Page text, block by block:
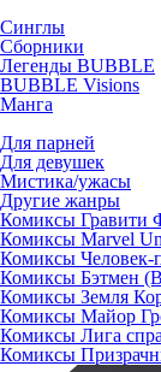
Синглы
Сборники
Легенды BUBBLE
BUBBLE Visions
Манга
Для парней
Для девушек
Мистика/ужасы
Другие жанры
Комиксы Гравити
Комиксы Marvel
Комиксы Человек-
Комиксы Бэтмен
Комиксы Земля
Комиксы Майор
Комиксы Лига
Комиксы